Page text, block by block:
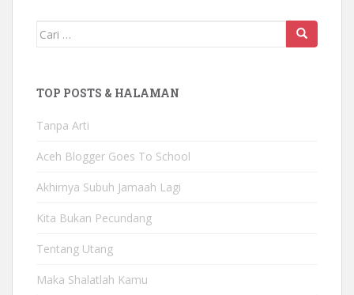
Mencari:
TOP POSTS & HALAMAN
Tanpa Arti
Aceh Blogger Goes To School
Akhirnya Subuh Jamaah Lagi
Kita Bukan Pecundang
Tentang Utang
Maka Shalatlah Kamu